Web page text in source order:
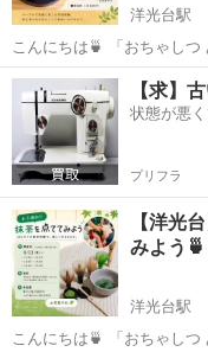
洋光台駅
こんにちは🍵 「おちゃしつ
茶の良さ、茶道の空間、日
ければと、 毎月、洋光台
す。 この度...
神奈川 横浜市 洋光台
【求】
状態が悪
プリフラ
【洋光
みよう
洋光台駅
こんにちは🍵 「おちゃしつ